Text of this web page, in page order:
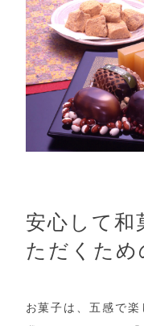
安心して和
ただくため
お菓子は、五感で楽